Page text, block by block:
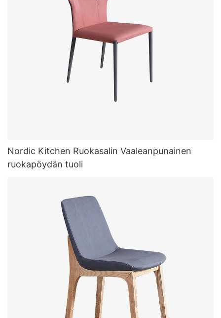
Nordic Kitchen Ruokasalin Vaaleanpunainen
ruokapöydän tuoli